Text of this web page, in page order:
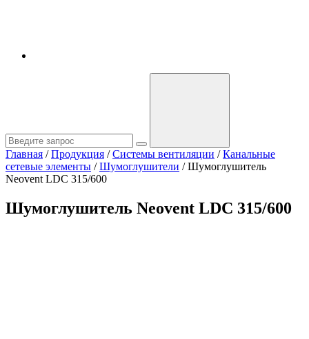
Главная / Продукция / Системы вентиляции / Канальные
сетевые элементы / Шумоглушители /Шумоглушитель
Neovent LDC 315/600
Шумоглушитель Neovent LDC 315/600